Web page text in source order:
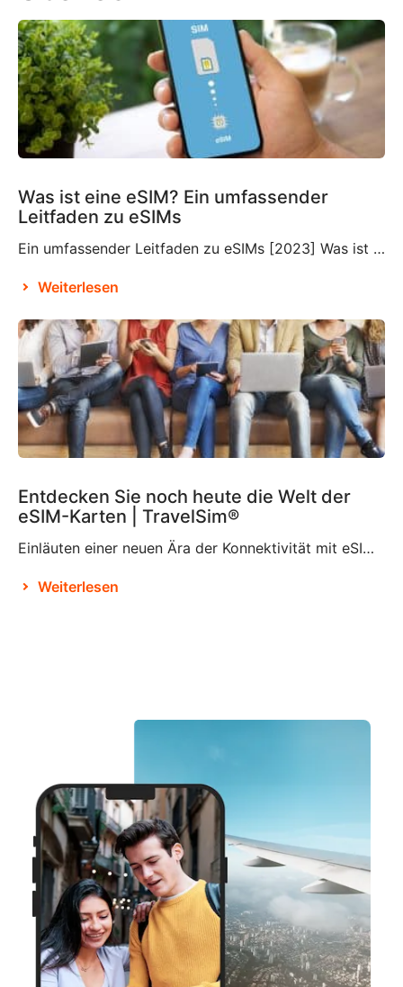
Was ist eine eSIM? Ein umfassender
Leitfaden zu eSIMs
Ein umfassender Leitfaden zu eSIMs [2023] Was ist eine eSIM? Wenn Sie mit dieser relativ neuen Technologie nicht vertraut sind, fragen Sie sich vielleicht, was eine eSIM ist und ob Sie diese in Ihre Reisepläne integrieren müssen oder nicht. Eine eSIM, auch eingebettete SIM oder elektronische SIM genannt, ist ein Bestandteil, der wahrscheinlich bereits in […]
Weiterlesen
Entdecken Sie noch heute die Welt der
eSIM-Karten | TravelSim®
Einläuten einer neuen Ära der Konnektivität mit eSIM-Karten Laut Brian X. Chen, dem leitenden Autor für Verbrauchertechnologie bei der New York Times, wird es nicht mehr lange dauern, bis es „die physische SIM-Karte nicht mehr geben wird“. Dies ist offenbar der Entscheidung von Apple zu verdanken, das SIM-Kartenfach beim iPhone 14 zu eliminieren und es […]
Weiterlesen